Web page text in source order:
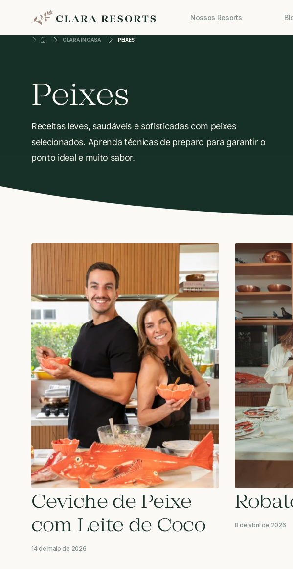
Nossos Resorts
CLARA IN CASA PEIXES
Peixes
Receitas leves, saudáveis e sofisticadas com peixes
selecionados. Aprenda técnicas de preparo para garantir o
ponto ideal e muito sabor.
Ceviche de Peixe
com Leite de Coco
14 de maio de 2026
8 de abril de 2026